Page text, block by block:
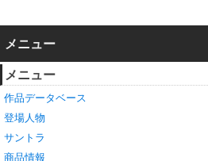
メニュー
メニュー
作品データベース
登場人物
サントラ
商品情報